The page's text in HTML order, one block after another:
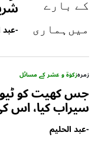
-عبد
زمرہزکوٰۃ و عشر کے مسائل
جس کھیت کو
سیراب کیا، اس
-عبد الحلیم